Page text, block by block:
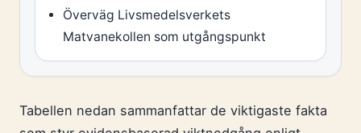
Överväg Livsmedelsverkets
Matvanekollen som utgångspunkt
Tabellen nedan sammanfattar de viktigaste fakta